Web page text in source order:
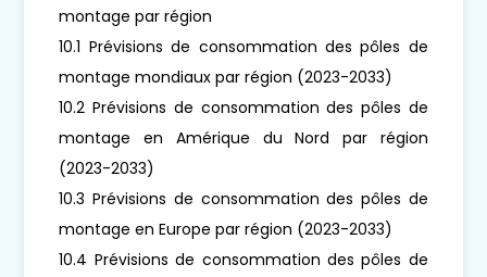
montage par région
10.1 Prévisions de consommation des pôles de
montage mondiaux par région (2023-2033)
10.2 Prévisions de consommation des pôles de
montage en Amérique du Nord par région
(2023-2033)
10.3 Prévisions de consommation des pôles de
montage en Europe par région (2023-2033)
10.4 Prévisions de consommation des pôles de